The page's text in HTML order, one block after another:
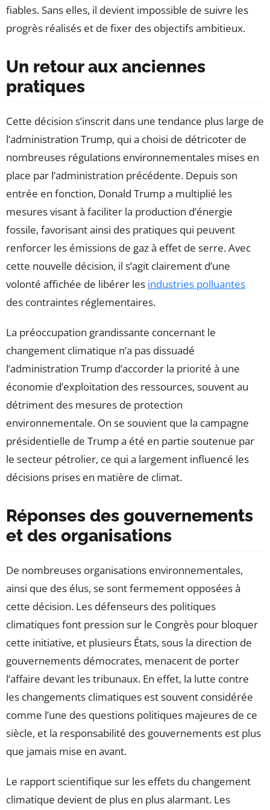
fiables. Sans elles, il devient impossible de suivre les
progrès réalisés et de fixer des objectifs ambitieux.
Un retour aux anciennes
pratiques
Cette décision s’inscrit dans une tendance plus large de
l’administration Trump, qui a choisi de détricoter de
nombreuses régulations environnementales mises en
place par l’administration précédente. Depuis son
entrée en fonction, Donald Trump a multiplié les
mesures visant à faciliter la production d’énergie
fossile, favorisant ainsi des pratiques qui peuvent
renforcer les émissions de gaz à effet de serre. Avec
cette nouvelle décision, il s’agit clairement d’une
volonté affichée de libérer les industries polluantes
des contraintes réglementaires.
La préoccupation grandissante concernant le
changement climatique n’a pas dissuadé
l’administration Trump d’accorder la priorité à une
économie d’exploitation des ressources, souvent au
détriment des mesures de protection
environnementale. On se souvient que la campagne
présidentielle de Trump a été en partie soutenue par
le secteur pétrolier, ce qui a largement influencé les
décisions prises en matière de climat.
Réponses des gouvernements
et des organisations
De nombreuses organisations environnementales,
ainsi que des élus, se sont fermement opposées à
cette décision. Les défenseurs des politiques
climatiques font pression sur le Congrès pour bloquer
cette initiative, et plusieurs États, sous la direction de
gouvernements démocrates, menacent de porter
l’affaire devant les tribunaux. En effet, la lutte contre
les changements climatiques est souvent considérée
comme l’une des questions politiques majeures de ce
siècle, et la responsabilité des gouvernements est plus
que jamais mise en avant.
Le rapport scientifique sur les effets du changement
climatique devient de plus en plus alarmant. Les